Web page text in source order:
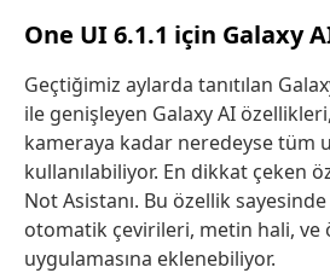
One UI 6.1.1 için Galaxy
Geçtiğimiz aylarda tanıtılan
ile genişleyen Galaxy AI
kameraya kadar neredeyse tüm
kullanılabiliyor. En dikkat çeken
Not Asistanı. Bu özellik sayesinde
otomatik çevirileri, metin hali, ve
uygulamasına eklenebiliyor.